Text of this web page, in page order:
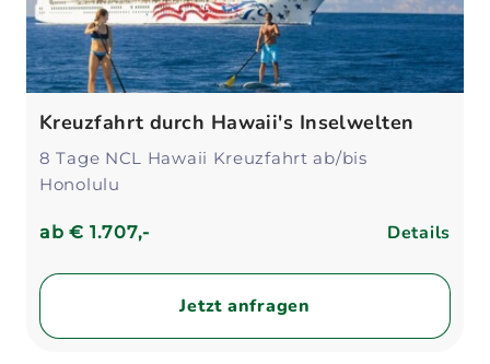
Kreuzfahrt durch Hawaii's Inselwelten
8 Tage NCL Hawaii Kreuzfahrt ab/bis
Honolulu
ab€ 1.707,- Details
Jetzt anfragen